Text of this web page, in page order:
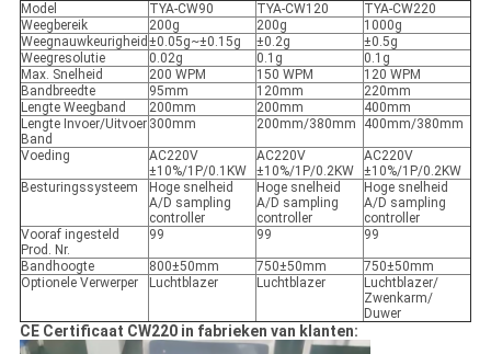
Model TYA-CW90 TYA-CW120
TYA-CW220
Weegbereik
200g 200g
1000g
Weegnauwkeurigheid ±0.05g~±0.15g ±0.2g
±0.5g
Weegresolutie
0.02g 0.1g
0.1g
Max. Snelheid
200 WPM 150 WPM
120 WPM
Bandbreedte
95mm 120mm
220mm
Lengte Weegband
200mm 200mm
400mm
Lengte Invoer/Uitvoer
Band
300mm 200mm/380mm 400mm/380mm
Voeding
AC220V
±10%/1P/0.1KW
AC220V
±10%/1P/0.2KW
AC220V
±10%/1P/0.2KW
Besturingssysteem
Hoge snelheid
A/D sampling
controller
Hoge snelheid
A/D sampling
controller
Hoge snelheid
A/D sampling
controller
Vooraf ingesteld
Prod. Nr.
99 99 99
Bandhoogte 800±50mm 750±50mm
750±50mm
Optionele Verwerper
Luchtblazer Luchtblazer
Luchtblazer/
Zwenkarm/
Duwer
CE Certificaat CW220 in fabrieken van klanten: